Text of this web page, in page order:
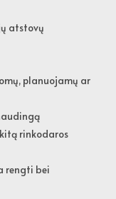
atstovų
planuojamų ar
rinkodaros
rengti bei